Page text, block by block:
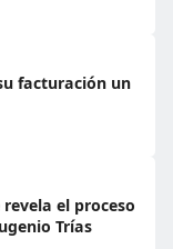
facturación un
el proceso
Trías